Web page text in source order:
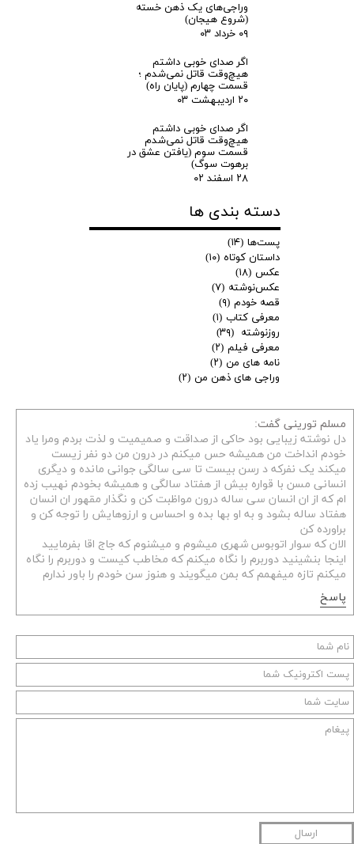
مسلم تورینی گفت:
دل نوشته زیبایی بود حاکی از صداقت و صمیمیت و لذت بردم ومرا یاد
خودم انداخت من همیشه حس میکنم در درون من دو نفر زیست
میکند یک نفرکه د رسن بیست تا سی سالگی جوانی مانده و دیگری
انسانی مسن با قواره بیش از هفتاد سالگی و همیشه بخودم نهیب زده
ام که از ان انسان سی ساله درون مواظبت کن و نگذار مقهور ان انسان
هفتاد ساله بشود و به او بها بده و احساس و ارزوهایش را توجه کن و
براورده کن
الان که سوار اتوبوس شهری میشوم و میشنوم که جاج اقا بفرمایید
اینجا بنشینید دوربرم را نگاه میکنم که مخاطب کیست و دوربرم را نگاه
میکنم تازه میفهمم که بمن میگویند و هنوز سن خودم را باور ندارم
پاسخ
ارسال
وراجی‌های یک ذهن خسته
(شروع هیجان)
۰۹ خرداد ۰۳
اگر صدای خوبی داشتم
هیچ‌وقت قاتل نمی‌شدم ؛
قسمت چهارم (پایان راه)
۲۰ اردیبهشت ۰۳
اگر صدای خوبی داشتم
هیچ‌وقت قاتل نمی‌شدم
قسمت سوم (یافتن عشق در
برهوت سوگ)
۲۸ اسفند ۰۲
دسته بندی ها
پست‌ها (۱۴)
داستان کوتاه (۱۰)
عکس (۱۸)
عکس‌نوشته (۷)
قصه خودم (۹)
معرفی کتاب (۱)
روزنوشته (۳۹)
معرفی فیلم (۲)
نامه های من (۲)
وراجی های ذهن من (۲)